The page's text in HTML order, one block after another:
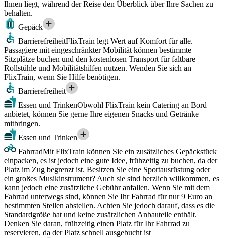
Ihnen liegt, während der Reise den Überblick über Ihre Sachen zu
behalten.
Gepäck
BarrierefreiheitFlixTrain legt Wert auf Komfort für alle.
Passagiere mit eingeschränkter Mobilität können bestimmte
Sitzplätze buchen und den kostenlosen Transport für faltbare
Rollstühle und Mobilitätshilfen nutzen. Wenden Sie sich an
FlixTrain, wenn Sie Hilfe benötigen.
Barrierefreiheit
Essen und TrinkenObwohl FlixTrain kein Catering an Bord
anbietet, können Sie gerne Ihre eigenen Snacks und Getränke
mitbringen.
Essen und Trinken
FahrradMit FlixTrain können Sie ein zusätzliches Gepäckstück
einpacken, es ist jedoch eine gute Idee, frühzeitig zu buchen, da der
Platz im Zug begrenzt ist. Besitzen Sie eine Sportausrüstung oder
ein großes Musikinstrument? Auch sie sind herzlich willkommen, es
kann jedoch eine zusätzliche Gebühr anfallen. Wenn Sie mit dem
Fahrrad unterwegs sind, können Sie Ihr Fahrrad für nur 9 Euro an
bestimmten Stellen abstellen. Achten Sie jedoch darauf, dass es die
Standardgröße hat und keine zusätzlichen Anbauteile enthält.
Denken Sie daran, frühzeitig einen Platz für Ihr Fahrrad zu
reservieren, da der Platz schnell ausgebucht ist